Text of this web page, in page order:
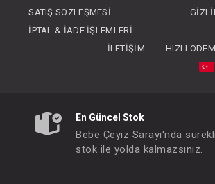
SATIŞ SÖZLEŞMESI
İPTAL & İADE İŞLEMLERI
İLETIŞIM
HIZLI
En Güncel Stok
Bebe Çeyiz Sarayı'nda
stok ile yolda kalmazsınız.